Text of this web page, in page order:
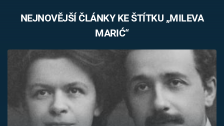
Témata
Pořady
TV Program
NEJNOVĚJŠÍ ČLÁNKY KE ŠTÍTKU „MILEVA
MARIĆ“